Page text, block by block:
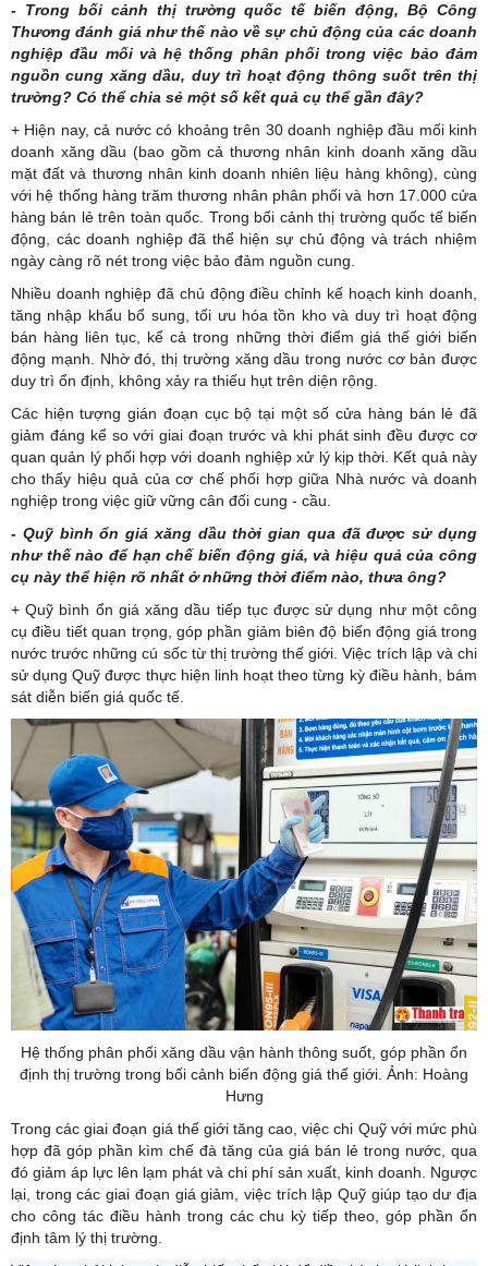
- Trong bối cảnh thị trường quốc tế biến động, Bộ Công
Thương đánh giá như thế nào về sự chủ động của các doanh
nghiệp đầu mối và hệ thống phân phối trong việc bảo đảm
nguồn cung xăng dầu, duy trì hoạt động thông suốt trên thị
trường? Có thể chia sẻ một số kết quả cụ thể gần đây?
+ Hiện nay, cả nước có khoảng trên 30 doanh nghiệp đầu mối kinh
doanh xăng dầu (bao gồm cả thương nhân kinh doanh xăng dầu
mặt đất và thương nhân kinh doanh nhiên liệu hàng không), cùng
với hệ thống hàng trăm thương nhân phân phối và hơn 17.000 cửa
hàng bán lẻ trên toàn quốc. Trong bối cảnh thị trường quốc tế biến
động, các doanh nghiệp đã thể hiện sự chủ động và trách nhiệm
ngày càng rõ nét trong việc bảo đảm nguồn cung.
Nhiều doanh nghiệp đã chủ động điều chỉnh kế hoạch kinh doanh,
tăng nhập khẩu bổ sung, tối ưu hóa tồn kho và duy trì hoạt động
bán hàng liên tục, kể cả trong những thời điểm giá thế giới biến
động mạnh. Nhờ đó, thị trường xăng dầu trong nước cơ bản được
duy trì ổn định, không xảy ra thiếu hụt trên diện rộng.
Các hiện tượng gián đoạn cục bộ tại một số cửa hàng bán lẻ đã
giảm đáng kể so với giai đoạn trước và khi phát sinh đều được cơ
quan quản lý phối hợp với doanh nghiệp xử lý kịp thời. Kết quả này
cho thấy hiệu quả của cơ chế phối hợp giữa Nhà nước và doanh
nghiệp trong việc giữ vững cân đối cung - cầu.
- Quỹ bình ổn giá xăng dầu thời gian qua đã được sử dụng
như thế nào để hạn chế biến động giá, và hiệu quả của công
cụ này thể hiện rõ nhất ở những thời điểm nào, thưa ông?
+ Quỹ bình ổn giá xăng dầu tiếp tục được sử dụng như một công
cụ điều tiết quan trọng, góp phần giảm biên độ biến động giá trong
nước trước những cú sốc từ thị trường thế giới. Việc trích lập và chi
sử dụng Quỹ được thực hiện linh hoạt theo từng kỳ điều hành, bám
sát diễn biến giá quốc tế.
Hệ thống phân phối xăng dầu vận hành thông suốt, góp phần ổn
định thị trường trong bối cảnh biến động giá thế giới. Ảnh: Hoàng
Hưng
Trong các giai đoạn giá thế giới tăng cao, việc chi Quỹ với mức phù
hợp đã góp phần kìm chế đà tăng của giá bán lẻ trong nước, qua
đó giảm áp lực lên lạm phát và chi phí sản xuất, kinh doanh. Ngược
lại, trong các giai đoạn giá giảm, việc trích lập Quỹ giúp tạo dư địa
cho công tác điều hành trong các chu kỳ tiếp theo, góp phần ổn
định tâm lý thị trường.